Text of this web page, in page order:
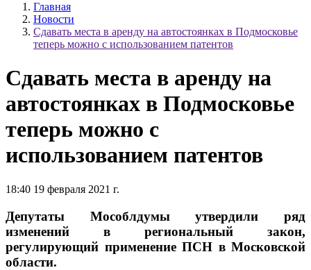
Главная
Новости
Сдавать места в аренду на автостоянках в Подмосковье
теперь можно с использованием патентов
Сдавать места в аренду на
автостоянках в Подмосковье
теперь можно с
использованием патентов
18:40 19 февраля 2021 г.
Депутаты Мособлдумы утвердили ряд
изменений в региональный закон,
регулирующий применение ПСН в Московской
области.